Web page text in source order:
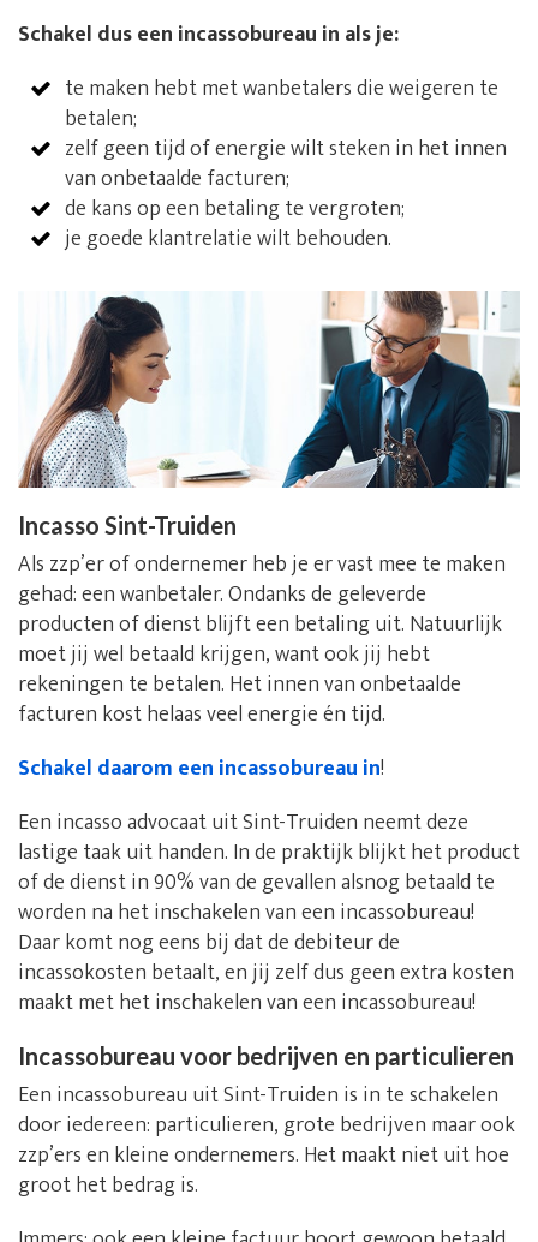
Schakel dus een incassobureau in als je:
te maken hebt met wanbetalers die weigeren te
betalen;
zelf geen tijd of energie wilt steken in het innen
van onbetaalde facturen;
de kans op een betaling te vergroten;
je goede klantrelatie wilt behouden.
Incasso Sint-Truiden
Als zzp’er of ondernemer heb je er vast mee te maken
gehad: een wanbetaler. Ondanks de geleverde
producten of dienst blijft een betaling uit. Natuurlijk
moet jij wel betaald krijgen, want ook jij hebt
rekeningen te betalen. Het innen van onbetaalde
facturen kost helaas veel energie én tijd.
Schakel daarom een incassobureau in!
Een incasso advocaat uit Sint-Truiden neemt deze
lastige taak uit handen. In de praktijk blijkt het product
of de dienst in 90% van de gevallen alsnog betaald te
worden na het inschakelen van een incassobureau!
Daar komt nog eens bij dat de debiteur de
incassokosten betaalt, en jij zelf dus geen extra kosten
maakt met het inschakelen van een incassobureau!
Incassobureau voor bedrijven en particulieren
Een incassobureau uit Sint-Truiden is in te schakelen
door iedereen: particulieren, grote bedrijven maar ook
zzp’ers en kleine ondernemers. Het maakt niet uit hoe
groot het bedrag is.